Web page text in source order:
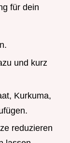
für dein
und kurz
Kurkuma,
reduzieren